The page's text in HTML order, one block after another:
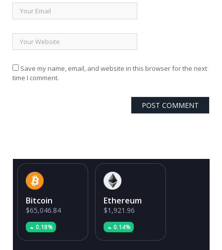
Save my name, email, and website in this browser for the next
time I comment.
Bitcoin
$65,046.84
0.18%
Ethereum
$1,921.96
0.14%